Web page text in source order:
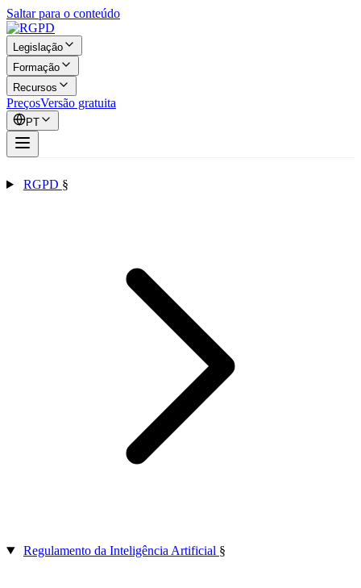
Saltar para o conteúdo
Legislação
Formação
Recursos
PreçosVersão gratuita
PT
RGPD §
Regulamento da Inteligência Artificial §